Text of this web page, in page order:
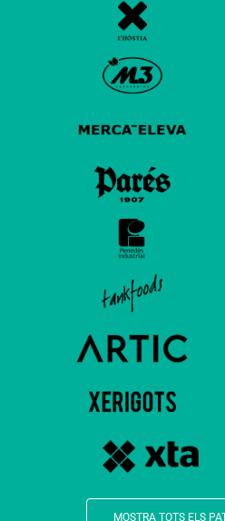
MOSTRA TOTS ELS